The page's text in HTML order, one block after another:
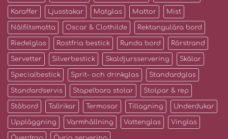
Karaffer Ljusstakar Matglas Mattor Mist
Nålfiltsmatta Oscar & Clothilde Rektangulära bord
Riedelglas Rostfria bestick Runda bord Rörstrand
Servetter Silverbestick Skaldjursservering Skålar
Specialbestick Sprit- och drinkglas Standardglas
Standardservis Stapelbara stolar Stolpar & rep
Ståbord Tallrikar Termosar Tillagning Underdukar
Uppläggning Varmhållning Vattenglas Vinglas